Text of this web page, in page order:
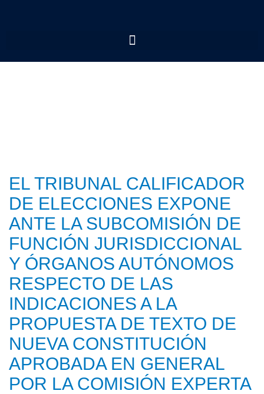
EL TRIBUNAL CALIFICADOR
DE ELECCIONES EXPONE
ANTE LA SUBCOMISIÓN DE
FUNCIÓN JURISDICCIONAL
Y ÓRGANOS AUTÓNOMOS
RESPECTO DE LAS
INDICACIONES A LA
PROPUESTA DE TEXTO DE
NUEVA CONSTITUCIÓN
APROBADA EN GENERAL
POR LA COMISIÓN EXPERTA